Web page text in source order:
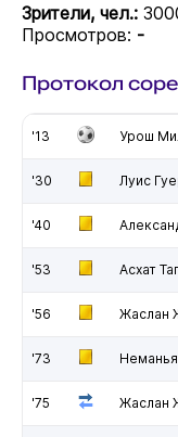
Зрители, чел.:
Просмотров: -
Протокол
'13 Урош
'30 Луис
'40
'53 Асхат
'56 Жаслан
'73
'75 Жаслан